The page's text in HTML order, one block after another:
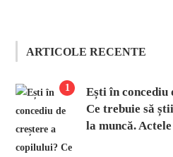
ARTICOLE RECENTE
1
Ești în concediu
Ce trebuie să
la muncă.